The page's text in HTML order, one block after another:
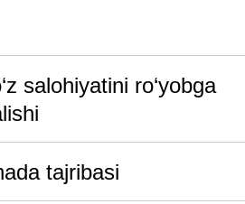
salohiyatini ro‘yobga
tajribasi